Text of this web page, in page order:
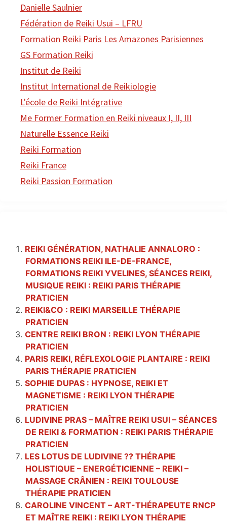
Danielle Saulnier
Fédération de Reiki Usui – LFRU
Formation Reiki Paris Les Amazones Parisiennes
GS Formation Reiki
Institut de Reiki
Institut International de Reikiologie
L'école de Reiki Intégrative
Me Former Formation en Reiki niveaux I, II, III
Naturelle Essence Reiki
Reiki Formation
Reiki France
Reiki Passion Formation
REIKI GÉNÉRATION, NATHALIE ANNALORO :
FORMATIONS REIKI ILE-DE-FRANCE,
FORMATIONS REIKI YVELINES, SÉANCES REIKI,
MUSIQUE REIKI : REIKI PARIS THÉRAPIE
PRATICIEN
REIKI&CO : REIKI MARSEILLE THÉRAPIE
PRATICIEN
CENTRE REIKI BRON : REIKI LYON THÉRAPIE
PRATICIEN
PARIS REIKI, RÉFLEXOLOGIE PLANTAIRE : REIKI
PARIS THÉRAPIE PRATICIEN
SOPHIE DUPAS : HYPNOSE, REIKI ET
MAGNETISME : REIKI LYON THÉRAPIE
PRATICIEN
LUDIVINE PRAS – MAÎTRE REIKI USUI – SÉANCES
DE REIKI & FORMATION : REIKI PARIS THÉRAPIE
PRATICIEN
LES LOTUS DE LUDIVINE ?? THÉRAPIE
HOLISTIQUE – ENERGÉTICIENNE – REIKI –
MASSAGE CRÂNIEN : REIKI TOULOUSE
THÉRAPIE PRATICIEN
CAROLINE VINCENT – ART-THÉRAPEUTE RNCP
ET MAÎTRE REIKI : REIKI LYON THÉRAPIE